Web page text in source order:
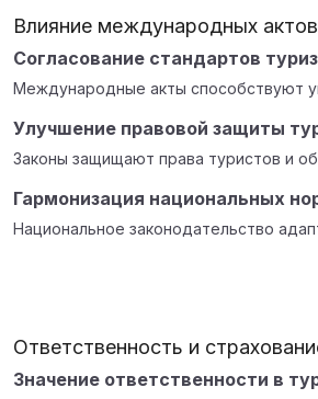
Влияние международных
Согласование стандартов
Международные акты способствуют
Улучшение правовой защиты
Законы защищают права туристов и
Гармонизация национальных
Национальное законодательство
Ответственность и
Значение ответственности в